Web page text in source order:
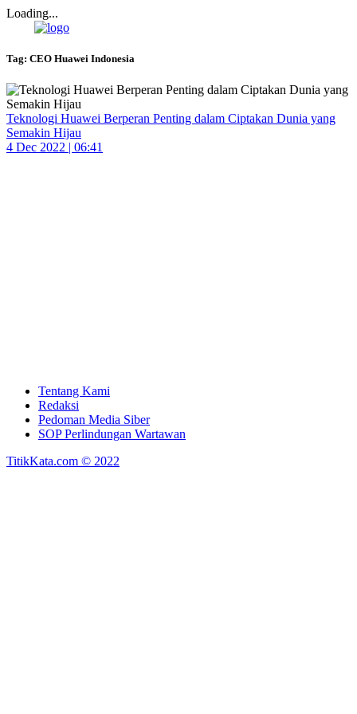
Loading...
Tag: CEO Huawei Indonesia
Teknologi Huawei Berperan Penting dalam Ciptakan Dunia yang
Semakin Hijau
4 Dec 2022 | 06:41
Tentang Kami
Redaksi
Pedoman Media Siber
SOP Perlindungan Wartawan
TitikKata.com © 2022